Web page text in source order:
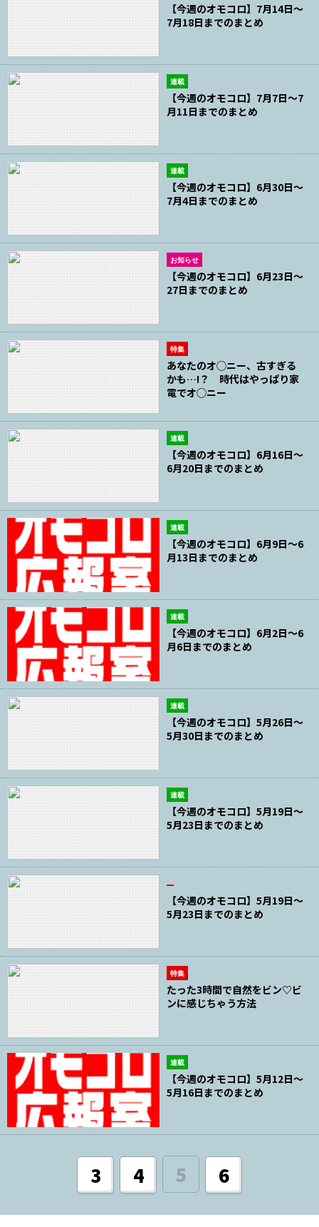
【今週のオモコロ】7月14日～
7月18日までのまとめ
連載
【今週のオモコロ】7月7日～7
月11日までのまとめ
連載
【今週のオモコロ】6月30日～
7月4日までのまとめ
お知らせ
【今週のオモコロ】6月23日～
27日までのまとめ
特集
あなたのオ◯ニー、古すぎる
かも…!？ 時代はやっぱり家
電でオ◯ニー
連載
【今週のオモコロ】6月16日～
6月20日までのまとめ
連載
【今週のオモコロ】6月9日～6
月13日までのまとめ
連載
【今週のオモコロ】6月2日～6
月6日までのまとめ
連載
【今週のオモコロ】5月26日～
5月30日までのまとめ
連載
【今週のオモコロ】5月19日～
5月23日までのまとめ
【今週のオモコロ】5月19日～
5月23日までのまとめ
特集
たった3時間で自然をビン♡ビ
ンに感じちゃう方法
連載
【今週のオモコロ】5月12日～
5月16日までのまとめ
3 4 5 6